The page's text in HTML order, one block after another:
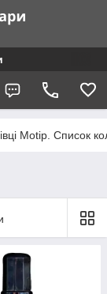
Motip. Список